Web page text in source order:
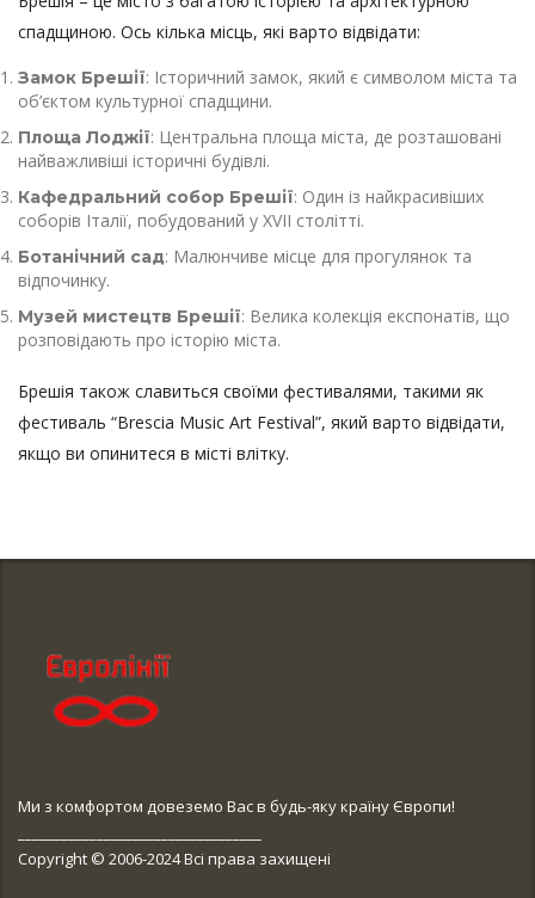
спадщиною. Ось кілька місць, які варто відвідати:
Замок Брешії: Історичний замок, який є символом міста та
об’єктом культурної спадщини.
Площа Лоджії: Центральна площа міста, де розташовані
найважливіші історичні будівлі.
Кафедральний собор Брешії: Один із найкрасивіших
соборів Італії, побудований у XVII столітті.
Ботанічний сад: Малюнчиве місце для прогулянок та
відпочинку.
Музей мистецтв Брешії: Велика колекція експонатів, що
розповідають про історію міста.
Брешія також славиться своїми фестивалями, такими як
фестиваль “Brescia Music Art Festival”, який варто відвідати,
якщо ви опинитеся в місті влітку.
Ми з комфортом довеземо Вас в будь-яку країну Європи!
Copyright © 2006-2024 Всі права захищені